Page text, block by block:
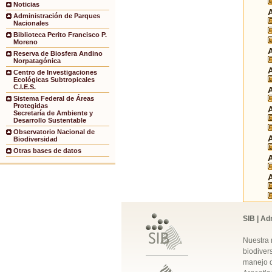
Noticias
Administración de Parques
Nacionales
Biblioteca Perito Francisco P.
Moreno
Reserva de Biosfera Andino
Norpatagónica
Centro de Investigaciones
Ecológicas Subtropicales
C.I.E.S.
Sistema Federal de Áreas
Protegidas
Secretaría de Ambiente y
Desarrollo Sustentable
Observatorio Nacional de
Biodiversidad
Otras bases de datos
SIB |
Nuestra
manejo